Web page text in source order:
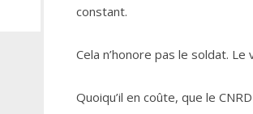
constant.
Cela n’honore pas le soldat. Le
Quoiqu’il en coûte, que le